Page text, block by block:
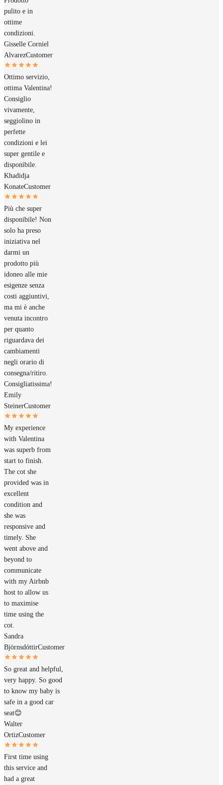
pulito e in
ottime
condizioni.
Gisselle Corniel
AlvarezCustomer
Ottimo servizio,
ottima Valentina!
Consiglio
vivamente,
seggiolino in
perfette
condizioni e lei
super gentile e
disponibile.
Khadidja
KonateCustomer
Più che super
disponibile! Non
solo ha preso
iniziativa nel
darmi un
prodotto più
idoneo alle mie
esigenze senza
costi aggiuntivi,
ma mi è anche
venuta incontro
per quanto
riguardava dei
cambiamenti
negli orario di
consegna/ritiro.
Consigliatissima!
Emily
SteinerCustomer
My experience
with Valentina
was superb from
start to finish.
The cot she
provided was in
excellent
condition and
she was
responsive and
timely. She
went above and
beyond to
communicate
with my Airbnb
host to allow us
to maximise
time using the
cot.
Sandra
BjörnsdóttirCustomer
So great and helpful,
very happy. So good
to know my baby is
safe in a good car
seat😊
Walter
OrtizCustomer
First time using
this service and
had a great